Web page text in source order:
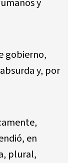
y
gobierno,
y, por
en
plural,